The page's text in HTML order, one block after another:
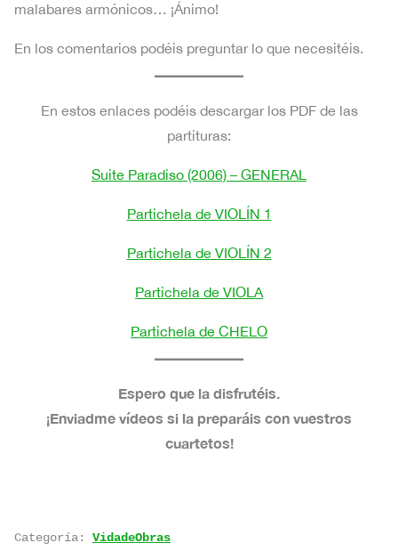
malabares armónicos… ¡Ánimo!
En los comentarios podéis preguntar lo que necesitéis.
En estos enlaces podéis descargar los PDF de las
partituras:
Suite Paradiso (2006) – GENERAL
Partichela de VIOLÍN 1
Partichela de VIOLÍN 2
Partichela de VIOLA
Partichela de CHELO
Espero que la disfrutéis.
¡Enviadme vídeos si la preparáis con vuestros
cuartetos!
Categoría: VidadeObras